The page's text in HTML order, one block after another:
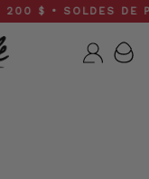
• SOLDES DE